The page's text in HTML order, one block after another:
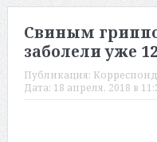
Свиным
заболели уже
Публикация:
Дата: 18 апреля, 2018 в